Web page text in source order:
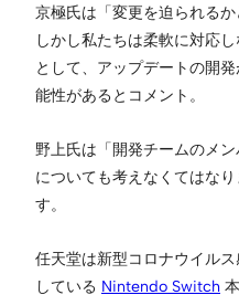
京極氏は「変更を迫られるか
しかし私たちは柔軟に対応
として、アップデートの開
能性があるとコメント。
野上氏は「開発チームのメ
についても考えなくてはな
す。
任天堂は新型コロナウイル
している Nintendo Switch